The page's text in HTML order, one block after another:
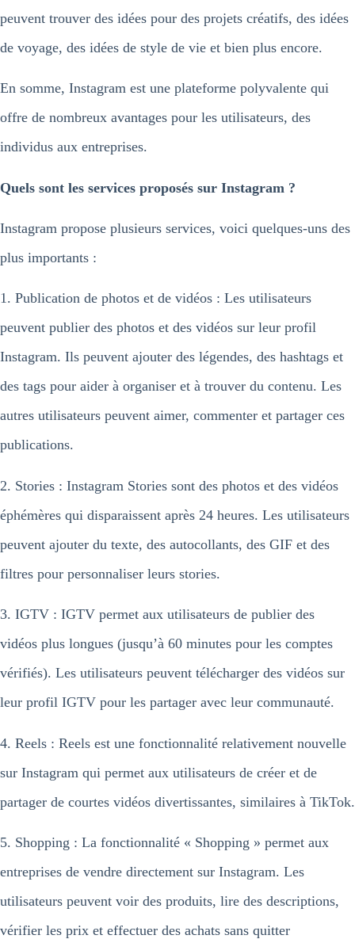
peuvent trouver des idées pour des projets créatifs, des idées
de voyage, des idées de style de vie et bien plus encore.
En somme, Instagram est une plateforme polyvalente qui
offre de nombreux avantages pour les utilisateurs, des
individus aux entreprises.
Quels sont les services proposés sur Instagram ?
Instagram propose plusieurs services, voici quelques-uns des
plus importants :
1. Publication de photos et de vidéos : Les utilisateurs
peuvent publier des photos et des vidéos sur leur profil
Instagram. Ils peuvent ajouter des légendes, des hashtags et
des tags pour aider à organiser et à trouver du contenu. Les
autres utilisateurs peuvent aimer, commenter et partager ces
publications.
2. Stories : Instagram Stories sont des photos et des vidéos
éphémères qui disparaissent après 24 heures. Les utilisateurs
peuvent ajouter du texte, des autocollants, des GIF et des
filtres pour personnaliser leurs stories.
3. IGTV : IGTV permet aux utilisateurs de publier des
vidéos plus longues (jusqu’à 60 minutes pour les comptes
vérifiés). Les utilisateurs peuvent télécharger des vidéos sur
leur profil IGTV pour les partager avec leur communauté.
4. Reels : Reels est une fonctionnalité relativement nouvelle
sur Instagram qui permet aux utilisateurs de créer et de
partager de courtes vidéos divertissantes, similaires à TikTok.
5. Shopping : La fonctionnalité « Shopping » permet aux
entreprises de vendre directement sur Instagram. Les
utilisateurs peuvent voir des produits, lire des descriptions,
vérifier les prix et effectuer des achats sans quitter